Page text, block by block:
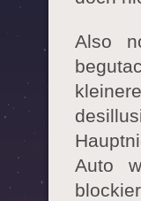
Also
Auto